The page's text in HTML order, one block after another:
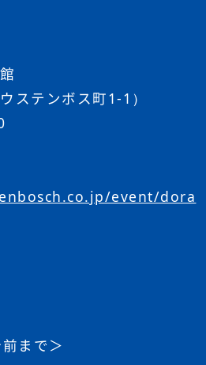
ステンボス町1-1）
event/dora
まで＞